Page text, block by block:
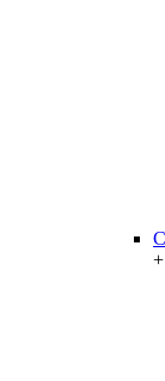
+